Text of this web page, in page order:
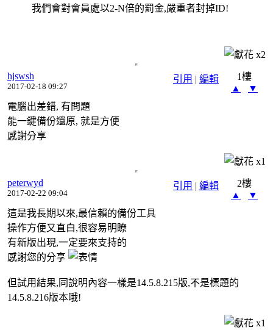
我們會對會員處以2-N倍的罰金,嚴重者封掉ID!
x2
引用 | 編輯
hjswsh
2017-02-18 09:27
1樓
▲
▼
電腦出差錯, 有問題
能一鍵備份還原, 就是方便
感謝分享
x1
引用 | 編輯
peterwyd
2017-02-22 09:04
2樓
▲
▼
這是我長期以來,最信賴的備份工具
操作方便又直白,很容易明瞭
有新版出現,一定要來支持的
感謝您的分享
但試用結果,同說明內容一樣是14.5.8.215版,不是標題的
14.5.8.216版本哦!
x1